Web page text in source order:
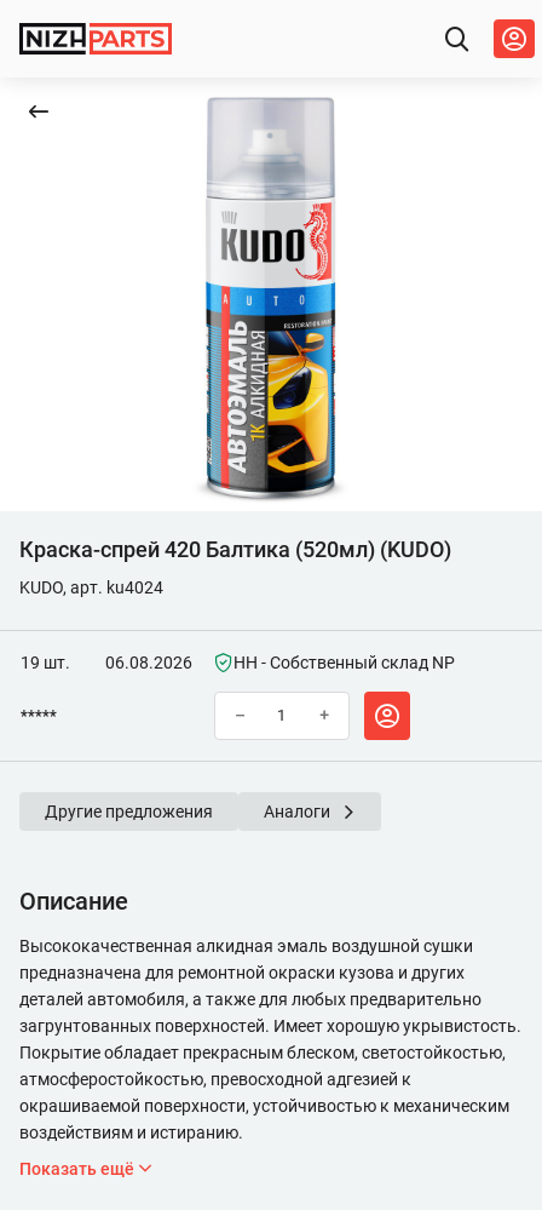
Краска-спрей 420 Балтика (520мл) (KUDO)
KUDO, арт. ku4024
19 шт. 06.08.2026 НН - Собственный склад NP
***** – +
Другие предложения Аналоги
Описание
Высококачественная алкидная эмаль воздушной сушки
предназначена для ремонтной окраски кузова и других
деталей автомобиля, а также для любых предварительно
загрунтованных поверхностей. Имеет хорошую укрывистость.
Покрытие обладает прекрасным блеском, светостойкостью,
атмосферостойкостью, превосходной адгезией к
окрашиваемой поверхности, устойчивостью к механическим
воздействиям и истиранию.
Показать ещё